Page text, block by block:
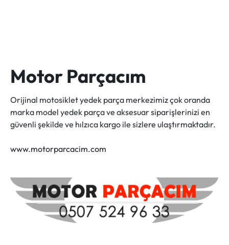
Motor Parçacım
Orijinal motosiklet yedek parça merkezimiz çok oranda
marka model yedek parça ve aksesuar siparişlerinizi en
güvenli şekilde ve hılzıca kargo ile sizlere ulaştırmaktadır.
www.motorparcacim.com